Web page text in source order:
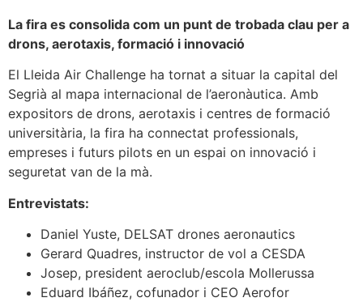
La fira es consolida com un punt de trobada clau per a
drons, aerotaxis, formació i innovació
El Lleida Air Challenge ha tornat a situar la capital del
Segrià al mapa internacional de l’aeronàutica. Amb
expositors de drons, aerotaxis i centres de formació
universitària, la fira ha connectat professionals,
empreses i futurs pilots en un espai on innovació i
seguretat van de la mà.
Entrevistats:
Daniel Yuste, DELSAT drones aeronautics
Gerard Quadres, instructor de vol a CESDA
Josep, president aeroclub/escola Mollerussa
Eduard Ibáñez, cofunador i CEO Aerofor